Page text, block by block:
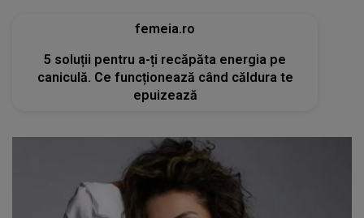
tvmania.libertatea.ro
Cum arată Carmen Brumă la 49 de ani, deși a